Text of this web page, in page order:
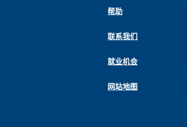
帮助
联系我们
就业机会
网站地图